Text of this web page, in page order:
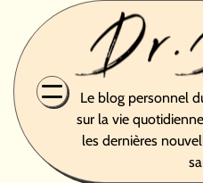
content
Le blog personnel
sur la vie
les dernières